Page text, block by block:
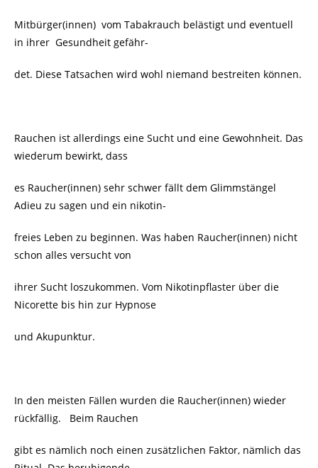
Mitbürger(innen) vom Tabakrauch belästigt und eventuell
in ihrer Gesundheit gefähr-
det. Diese Tatsachen wird wohl niemand bestreiten können.
Rauchen ist allerdings eine Sucht und eine Gewohnheit. Das
wiederum bewirkt, dass
es Raucher(innen) sehr schwer fällt dem Glimmstängel
Adieu zu sagen und ein nikotin-
freies Leben zu beginnen. Was haben Raucher(innen) nicht
schon alles versucht von
ihrer Sucht loszukommen. Vom Nikotinpflaster über die
Nicorette bis hin zur Hypnose
und Akupunktur.
In den meisten Fällen wurden die Raucher(innen) wieder
rückfällig. Beim Rauchen
gibt es nämlich noch einen zusätzlichen Faktor, nämlich das